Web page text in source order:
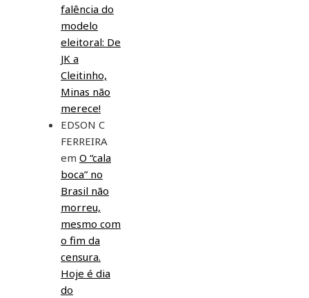
falência do
modelo
eleitoral: De
JK a
Cleitinho,
Minas não
merece!
EDSON C
FERREIRA
em O “cala
boca” no
Brasil não
morreu,
mesmo com
o fim da
censura.
Hoje é dia
do